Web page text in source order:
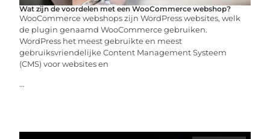
Wat zijn de voordelen met een WooCommerce webshop?
WooCommerce webshops zijn WordPress websites, welk
de plugin genaamd WooCommerce gebruiken.
WordPress het meest gebruikte en meest
gebruiksvriendelijke Content Management Systeem
(CMS) voor websites en
...